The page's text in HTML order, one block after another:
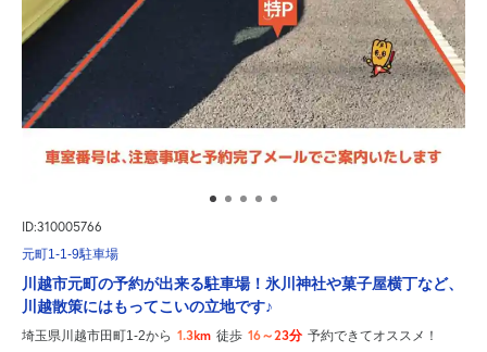
ID:310005766
元町1-1-9駐車場
川越市元町の予約が出来る駐車場！氷川神社や菓子屋横丁など、
川越散策にはもってこいの立地です♪
埼玉県川越市田町1-2から 1.3km 徒歩 16～23分 予約できてオススメ！